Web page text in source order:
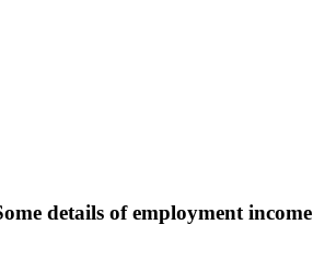
details of employment income